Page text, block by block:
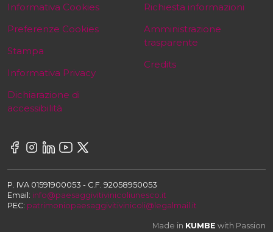
Informativa Cookies
Preferenze Cookies
Stampa
Informativa Privacy
Dichiarazione di
accessibilità
Richiesta informazioni
Amministrazione
trasparente
Credits
P. IVA 01591900053 - C.F. 92058950053
Email: info@paesaggivitivinicoliunesco.it
PEC: patrimoniopaesaggivitivinicoli@legalmail.it
Made in KUMBE with Passion